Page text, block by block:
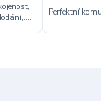
Perfektní